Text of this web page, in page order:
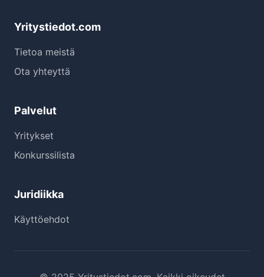
Yritystiedot.com
Tietoa meistä
Ota yhteyttä
Palvelut
Yritykset
Konkurssilista
Juridiikka
Käyttöehdot